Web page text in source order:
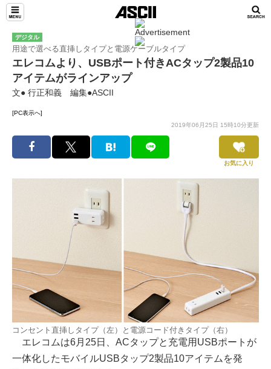
デジタル
用途で選べる直挿しタイプと電源ケーブルタイプ
エレコムより、USBポート付きACタップ2製品10
アイテムがラインアップ
文● 行正和義 編集●ASCII
[PC表示へ]
2019年06月25日 15時10分更新
お気に入り
コンセント直挿しタイプ（左）と電源コード付きタイプ（右）
エレコムは6月25日、ACタップと充電用USBポートが
一体化したモバイルUSBタップ2製品10アイテムを発